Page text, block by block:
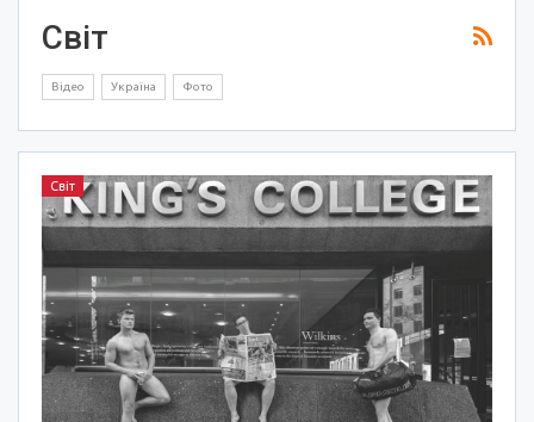
Світ
Відео Україна Фото
Світ